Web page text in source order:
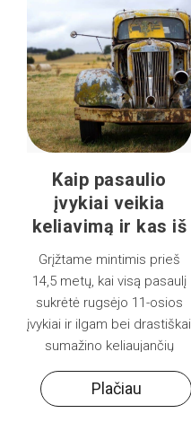
Kaip pasaulio
įvykiai veikia
keliavimą ir kas iš
tiesų svarbu?
Grįžtame mintimis prieš
14,5 metų, kai visą pasaulį
sukrėtė rugsėjo 11-osios
įvykiai ir ilgam bei drastiškai
sumažino keliaujančių
skaičių.
Plačiau